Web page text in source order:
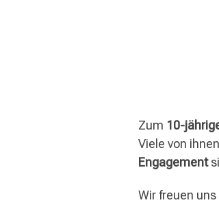
Zum 10-
Viele von
Engagement
Wir freuen